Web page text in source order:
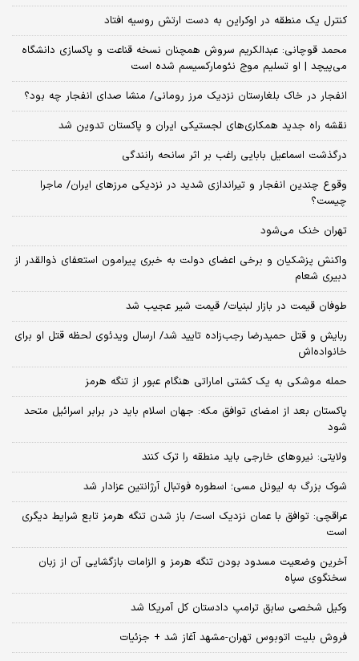
کنترل یک منطقه در اوکراین به دست ارتش روسیه افتاد
محمد قوچانی: عبدالکریم سروش همچنان نسخه قناعت و پاکسازی دانشگاه
می‌پیچد | او تسلیم موج نئومارکسیسم شده است
انفجار در خاک بلغارستان نزدیک مرز رومانی/ منشا صدای انفجار چه بود؟
نقشه راه جدید همکاری‌های لجستیکی ایران و پاکستان تدوین شد
درگذشت اسماعیل بابایی راغب بر اثر سانحه رانندگی
وقوع چندین انفجار و تیراندازی شدید در نزدیکی مرز‌های ایران/ ماجرا
چیست؟
تهران خنک می‌شود
واکنش پزشکیان و برخی اعضای دولت به خبری پیرامون استعفای ذوالقدر از
دبیری شعام
طوفان قیمت در بازار لبنیات/ قیمت شیر عجیب شد
ربایش و قتل حمیدرضا رجب‌زاده تایید شد/ ارسال ویدئوی لحظه قتل او برای
خانواده‌اش
حمله موشکی به یک کشتی اماراتی هنگام عبور از تنگه هرمز
پاکستان بعد از امضای توافق مکه: جهان اسلام باید در برابر اسرائیل متحد
شود
ولایتی: نیروهای خارجی باید منطقه را ترک کنند
شوک بزرگ به لیونل مسی؛ اسطوره فوتبال آرژانتین عزادار شد
عراقچی: توافق با عمان نزدیک است/ باز شدن تنگه هرمز تابع شرایط دیگری
است
آخرین وضعیت مسدود بودن تنگه هرمز و الزامات بازگشایی آن از زبان
سخنگوی سپاه
وکیل شخصی سابق ترامپ دادستان کل آمریکا شد
فروش بلیت اتوبوس تهران-مشهد آغاز شد + جزئیات